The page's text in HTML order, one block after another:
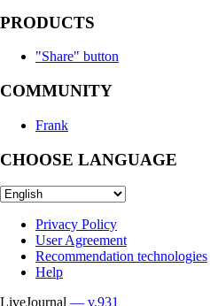
PRODUCTS
"Share" button
COMMUNITY
Frank
CHOOSE LANGUAGE
Privacy Policy
User Agreement
Recommendation technologies
Help
LiveJournal — v.931